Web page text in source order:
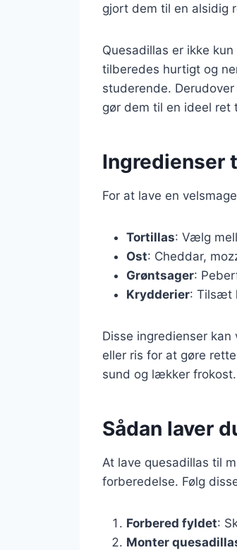
gjort dem til en alsidig
Quesadillas er ikke
tilberedes hurtigt og
studerende.
gør dem til en ideel ret
Ingredienser
For at lave en
Tortillas: Vælg
Ost: Cheddar,
Grøntsager:
Krydderier: Tilsæt
Disse ingredienser
eller ris for at gøre
sund og lækker frokost.
Sådan laver
At lave quesadillas til
forberedelse. Følg
Forbered fyldet:
Monter